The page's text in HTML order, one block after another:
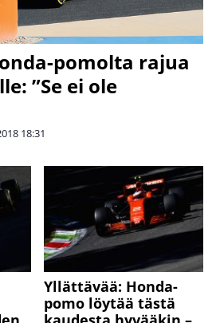
pomolta rajua
”Se ei ole
18:31
Yllättävää: Honda-
pomo löytää tästä